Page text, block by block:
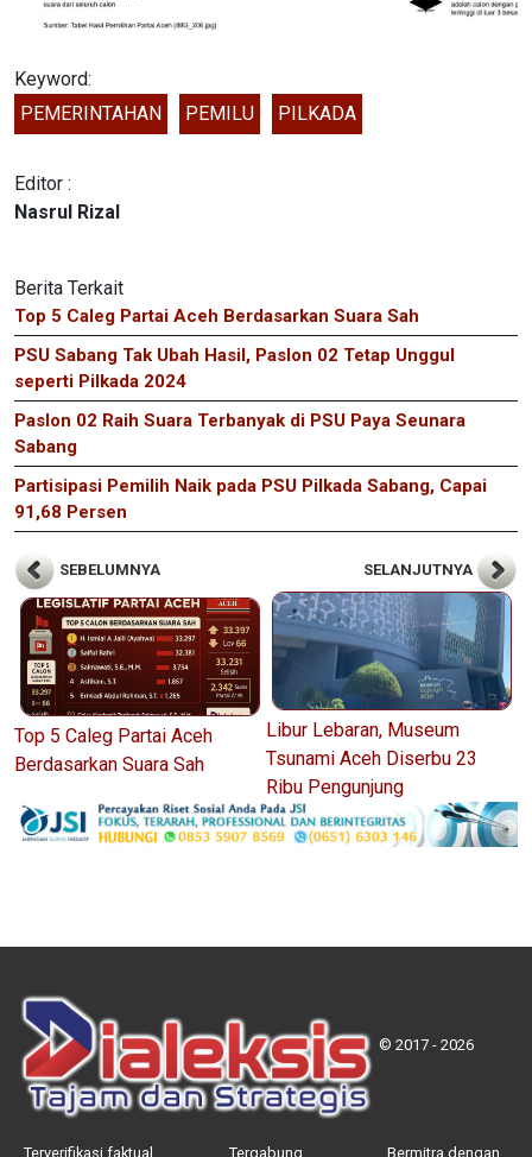
Keyword:
PEMERINTAHAN
PEMILU PILKADA
Editor :
Nasrul Rizal
Berita Terkait
Top 5 Caleg Partai Aceh Berdasarkan Suara Sah
PSU Sabang Tak Ubah Hasil, Paslon 02 Tetap Unggul
seperti Pilkada 2024
Paslon 02 Raih Suara Terbanyak di PSU Paya Seunara
Sabang
Partisipasi Pemilih Naik pada PSU Pilkada Sabang, Capai
91,68 Persen
SEBELUMNYA
Top 5 Caleg Partai Aceh
Berdasarkan Suara Sah
SELANJUTNYA
Libur Lebaran, Museum
Tsunami Aceh Diserbu 23
Ribu Pengunjung
© 2017 - 2026
Terverifikasi faktual Tergabung Bermitra dengan